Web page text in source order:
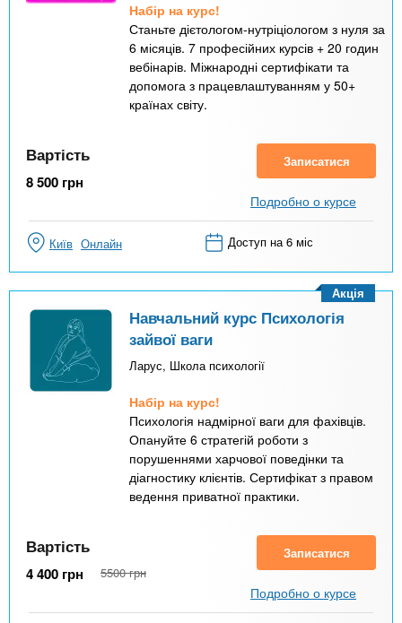
Набір на курс!
Станьте дієтологом-нутріціологом з нуля за
6 місяців. 7 професійних курсів + 20 годин
вебінарів. Міжнародні сертифікати та
допомога з працевлаштуванням у 50+
країнах світу.
Вартість
8 500 грн
Записатися
Подробно о курсе
Київ Онлайн Доступ на 6 міс
Навчальний курс Психологія
зайвої ваги
Ларус, Школа психології
Набір на курс!
Психологія надмірної ваги для фахівців.
Опануйте 6 стратегій роботи з
порушеннями харчової поведінки та
діагностику клієнтів. Сертифікат з правом
ведення приватної практики.
Акція
Вартість
4 400 грн 5500 грн
Записатися
Подробно о курсе